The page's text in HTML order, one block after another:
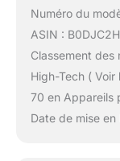
Numéro du
ASIN :
Classement des
High-Tech ( Voir
70 en Appareils
Date de mise